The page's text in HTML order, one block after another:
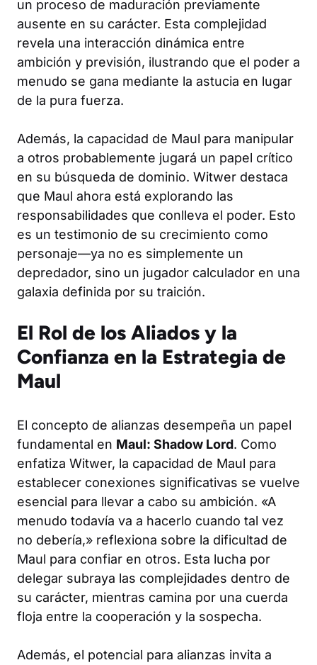
un proceso de maduración previamente
ausente en su carácter. Esta complejidad
revela una interacción dinámica entre
ambición y previsión, ilustrando que el poder a
menudo se gana mediante la astucia en lugar
de la pura fuerza.
Además, la capacidad de Maul para manipular
a otros probablemente jugará un papel crítico
en su búsqueda de dominio. Witwer destaca
que Maul ahora está explorando las
responsabilidades que conlleva el poder. Esto
es un testimonio de su crecimiento como
personaje—ya no es simplemente un
depredador, sino un jugador calculador en una
galaxia definida por su traición.
El Rol de los Aliados y la
Confianza en la Estrategia de
Maul
El concepto de alianzas desempeña un papel
fundamental en Maul: Shadow Lord. Como
enfatiza Witwer, la capacidad de Maul para
establecer conexiones significativas se vuelve
esencial para llevar a cabo su ambición. «A
menudo todavía va a hacerlo cuando tal vez
no debería,» reflexiona sobre la dificultad de
Maul para confiar en otros. Esta lucha por
delegar subraya las complejidades dentro de
su carácter, mientras camina por una cuerda
floja entre la cooperación y la sospecha.
Además, el potencial para alianzas invita a